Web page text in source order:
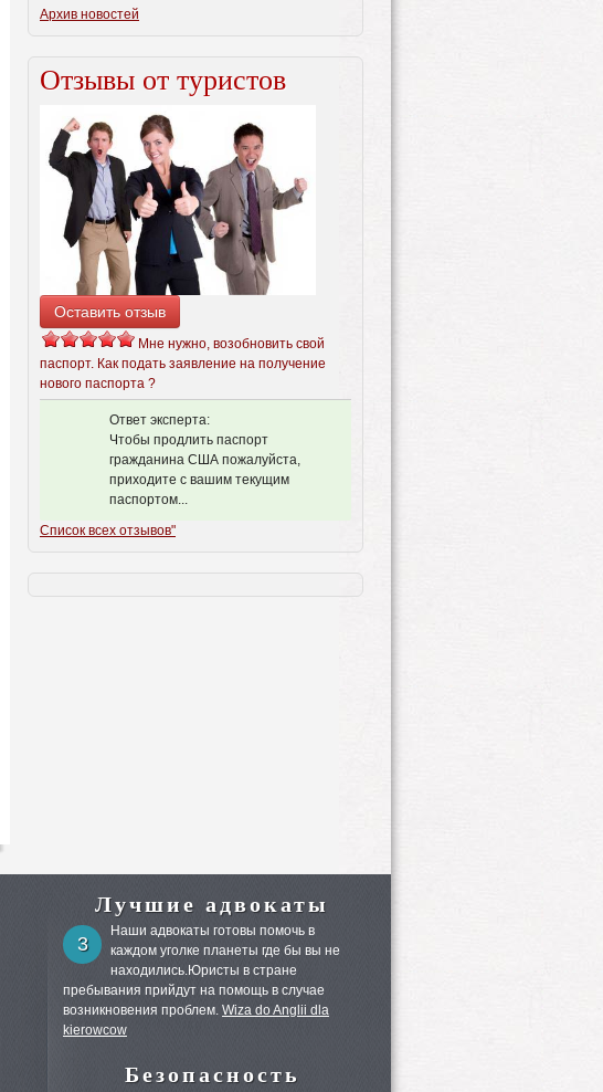
Архив новостей
Отзывы от туристов
Оставить отзыв
Мне нужно, возобновить свой ​​
паспорт. Как подать заявление на получение
нового паспорта ?
Ответ эксперта:
Чтобы продлить паспорт
гражданина США пожалуйста,
приходите с вашим текущим
паспортом...
Список всех отзывов"
Лучшие адвокаты
3
Наши адвокаты готовы помочь в
каждом уголке планеты где бы вы не
находились.Юристы в стране
пребывания прийдут на помощь в случае
возникновения проблем. Wiza do Anglii dla
kierowcow
Безопасность